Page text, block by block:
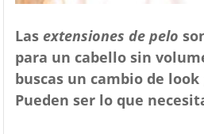
Las extensiones de pelo
para un cabello sin
buscas un cambio de look
Pueden ser lo que